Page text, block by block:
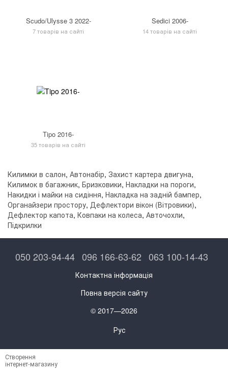
Scudo/Ulysse 3 2022-
7 товарів на сайті
Sedici 2006-
14 товарів на сайті
Tipo 2016-
35 товарів на сайті
Килимки в салон, Автонабір, Захист картера двигуна,
Килимок в багажник, Бризковики, Накладки на пороги,
Накидки і майки на сидіння, Накладка на задній бампер,
Органайзери простору, Дефлектори вікон (Вітровики),
Дефлектор капота, Ковпаки на колеса, Авточохли,
Підкрилки
050 203-94-44 096 166-63-62 063 100-14-43
Контактна інформація
Повна версія сайту
© 2017—2026
Рус
Створення
інтернет-магазину